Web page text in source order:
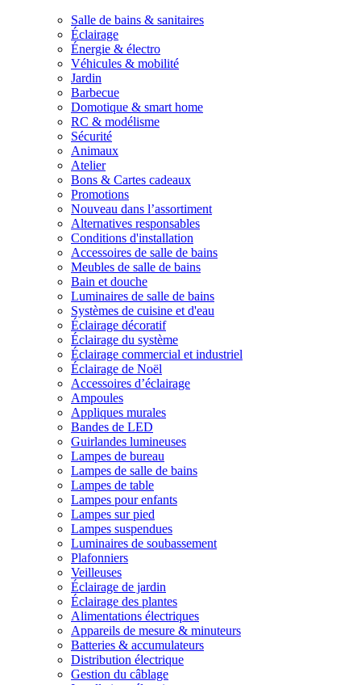
Salle de bains & sanitaires
Éclairage
Énergie & électro
Véhicules & mobilité
Jardin
Barbecue
Domotique & smart home
RC & modélisme
Sécurité
Animaux
Atelier
Bons & Cartes cadeaux
Promotions
Nouveau dans l’assortiment
Alternatives responsables
Conditions d'installation
Accessoires de salle de bains
Meubles de salle de bains
Bain et douche
Luminaires de salle de bains
Systèmes de cuisine et d'eau
Éclairage décoratif
Éclairage du système
Éclairage commercial et industriel
Éclairage de Noël
Accessoires d’éclairage
Ampoules
Appliques murales
Bandes de LED
Guirlandes lumineuses
Lampes de bureau
Lampes de salle de bains
Lampes de table
Lampes pour enfants
Lampes sur pied
Lampes suspendues
Luminaires de soubassement
Plafonniers
Veilleuses
Éclairage de jardin
Éclairage des plantes
Alimentations électriques
Appareils de mesure & minuteurs
Batteries & accumulateurs
Distribution électrique
Gestion du câblage